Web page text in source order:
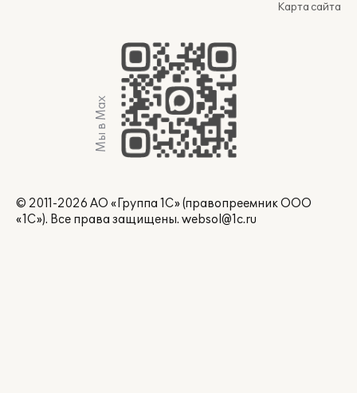
Карта сайта
Мы в Max
© 2011-2026 АО «Группа 1С» (правопреемник ООО
«1С»). Все права защищены. websol@1c.ru